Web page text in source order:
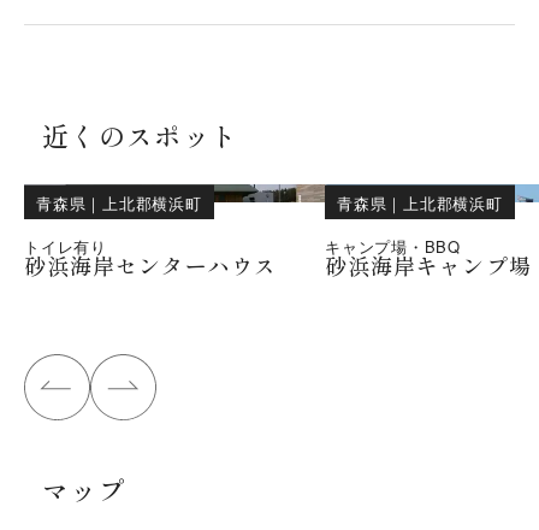
近くのスポット
青森県 ｜
上北郡横浜町
トイレ有り
砂浜海岸センターハウス
青森県 ｜
上北郡横浜町
キャンプ場・BBQ
砂浜海岸キャンプ場
マップ